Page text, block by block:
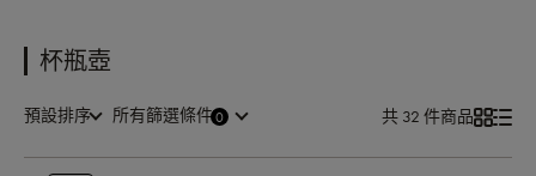
杯瓶壺
預設排序 所有篩選條件 共 32 件商品